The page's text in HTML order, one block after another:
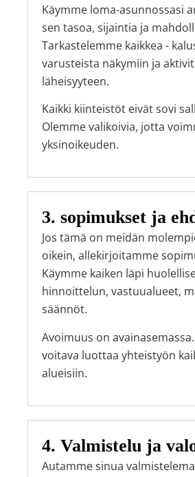
Käymme loma-asunnossasi
sen tasoa, sijaintia ja
Tarkastelemme kaikkea -
varusteista näkymiin ja
läheisyyteen.
Kaikki kiinteistöt eivät sovi
Olemme valikoivia, jotta
yksinoikeuden.
3. sopimukset ja
Jos tämä on meidän
oikein, allekirjoitamme
Käymme kaiken läpi
hinnoittelun, vastuualueet,
säännöt.
Avoimuus on
voitava luottaa yhteistyön
alueisiin.
4. Valmistelu ja
Autamme sinua